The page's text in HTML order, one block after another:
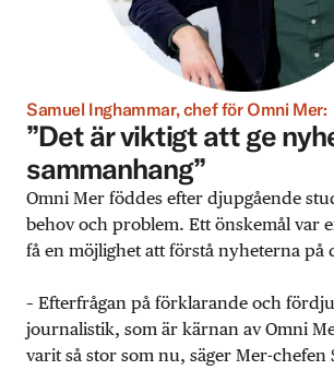
Samuel Inghammar, chef för Omni Mer:
”Det är viktigt att ge
sammanhang”
Omni Mer föddes efter djupgående
behov och problem. Ett önskemål var
få en möjlighet att förstå nyheterna på
– Efterfrågan på förklarande och
journalistik, som är kärnan av Omni
varit så stor som nu, säger Mer-chefen